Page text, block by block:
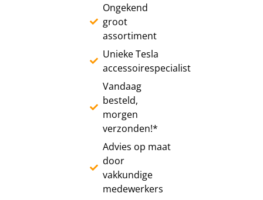
Ongekend
groot
assortiment
Unieke Tesla
accessoirespecialist
Vandaag
besteld,
morgen
verzonden!*
Advies op maat
door
vakkundige
medewerkers